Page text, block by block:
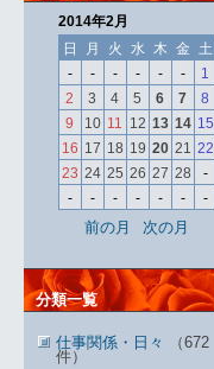
2014年2月
日
月 火 水 木 金 土
-
- - - - -
1
2
3 4 5 6 7
8
9
10 11 12 13 14 15
16 17 18 19 20 21 22
23 24 25 26 27 28
-
-
- - - - - -
前の月 次の月
分類一覧
仕事関係・日々
（672
件）